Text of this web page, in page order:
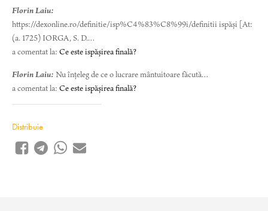
Florin Laiu:
https://dexonline.ro/definitie/isp%C4%83%C8%99i/definitii ispăși [At:
(a. 1725) IORGA, S. D.…
a comentat la: Ce este ispășirea finală?
Florin Laiu: Nu înțeleg de ce o lucrare mântuitoare făcută…
a comentat la: Ce este ispășirea finală?
Distribuie